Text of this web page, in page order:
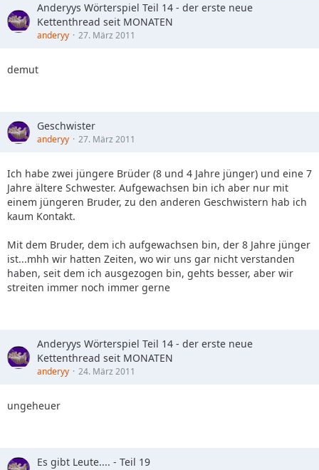
Anderyys Wörterspiel Teil 14 - der erste neue
Kettenthread seit MONATEN
anderyy 27. März 2011
demut
Geschwister
anderyy 27. März 2011
Ich habe zwei jüngere Brüder (8 und 4 Jahre jünger) und eine 7
Jahre ältere Schwester. Aufgewachsen bin ich aber nur mit
einem jüngeren Bruder, zu den anderen Geschwistern hab ich
kaum Kontakt.
Mit dem Bruder, dem ich aufgewachsen bin, der 8 Jahre jünger
ist...mhh wir hatten Zeiten, wo wir uns gar nicht verstanden
haben, seit dem ich ausgezogen bin, gehts besser, aber wir
streiten immer noch immer gerne
Anderyys Wörterspiel Teil 14 - der erste neue
Kettenthread seit MONATEN
anderyy 24. März 2011
ungeheuer
Es gibt Leute.... - Teil 19